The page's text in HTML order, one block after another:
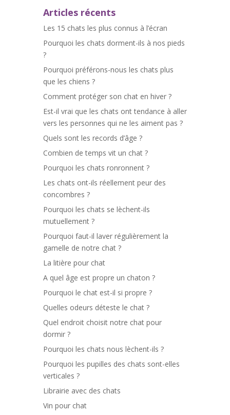
Articles récents
Les 15 chats les plus connus à l’écran
Pourquoi les chats dorment-ils à nos pieds
?
Pourquoi préférons-nous les chats plus
que les chiens ?
Comment protéger son chat en hiver ?
Est-il vrai que les chats ont tendance à aller
vers les personnes qui ne les aiment pas ?
Quels sont les records d’âge ?
Combien de temps vit un chat ?
Pourquoi les chats ronronnent ?
Les chats ont-ils réellement peur des
concombres ?
Pourquoi les chats se lèchent-ils
mutuellement ?
Pourquoi faut-il laver régulièrement la
gamelle de notre chat ?
La litière pour chat
A quel âge est propre un chaton ?
Pourquoi le chat est-il si propre ?
Quelles odeurs déteste le chat ?
Quel endroit choisit notre chat pour
dormir ?
Pourquoi les chats nous lèchent-ils ?
Pourquoi les pupilles des chats sont-elles
verticales ?
Librairie avec des chats
Vin pour chat